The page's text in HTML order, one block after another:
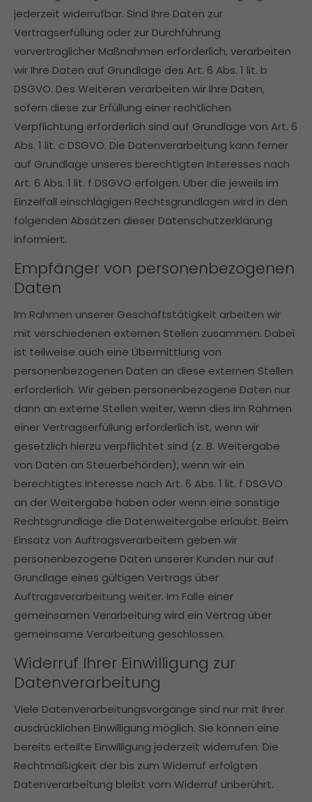
jederzeit widerrufbar. Sind Ihre Daten zur
Vertragserfüllung oder zur Durchführung
vorvertraglicher Maßnahmen erforderlich, verarbeiten
wir Ihre Daten auf Grundlage des Art. 6 Abs. 1 lit. b
DSGVO. Des Weiteren verarbeiten wir Ihre Daten,
sofern diese zur Erfüllung einer rechtlichen
Verpflichtung erforderlich sind auf Grundlage von Art. 6
Abs. 1 lit. c DSGVO. Die Datenverarbeitung kann ferner
auf Grundlage unseres berechtigten Interesses nach
Art. 6 Abs. 1 lit. f DSGVO erfolgen. Über die jeweils im
Einzelfall einschlägigen Rechtsgrundlagen wird in den
folgenden Absätzen dieser Datenschutzerklärung
informiert.
Empfänger von personenbezogenen
Daten
Im Rahmen unserer Geschäftstätigkeit arbeiten wir
mit verschiedenen externen Stellen zusammen. Dabei
ist teilweise auch eine Übermittlung von
personenbezogenen Daten an diese externen Stellen
erforderlich. Wir geben personenbezogene Daten nur
dann an externe Stellen weiter, wenn dies im Rahmen
einer Vertragserfüllung erforderlich ist, wenn wir
gesetzlich hierzu verpflichtet sind (z. B. Weitergabe
von Daten an Steuerbehörden), wenn wir ein
berechtigtes Interesse nach Art. 6 Abs. 1 lit. f DSGVO
an der Weitergabe haben oder wenn eine sonstige
Rechtsgrundlage die Datenweitergabe erlaubt. Beim
Einsatz von Auftragsverarbeitern geben wir
personenbezogene Daten unserer Kunden nur auf
Grundlage eines gültigen Vertrags über
Auftragsverarbeitung weiter. Im Falle einer
gemeinsamen Verarbeitung wird ein Vertrag über
gemeinsame Verarbeitung geschlossen.
Widerruf Ihrer Einwilligung zur
Datenverarbeitung
Viele Datenverarbeitungsvorgänge sind nur mit Ihrer
ausdrücklichen Einwilligung möglich. Sie können eine
bereits erteilte Einwilligung jederzeit widerrufen. Die
Rechtmäßigkeit der bis zum Widerruf erfolgten
Datenverarbeitung bleibt vom Widerruf unberührt.